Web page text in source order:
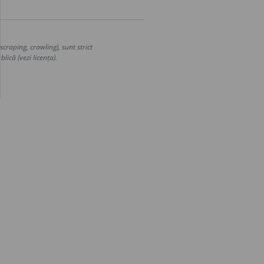
crawling), sunt strict
(vezi licența).